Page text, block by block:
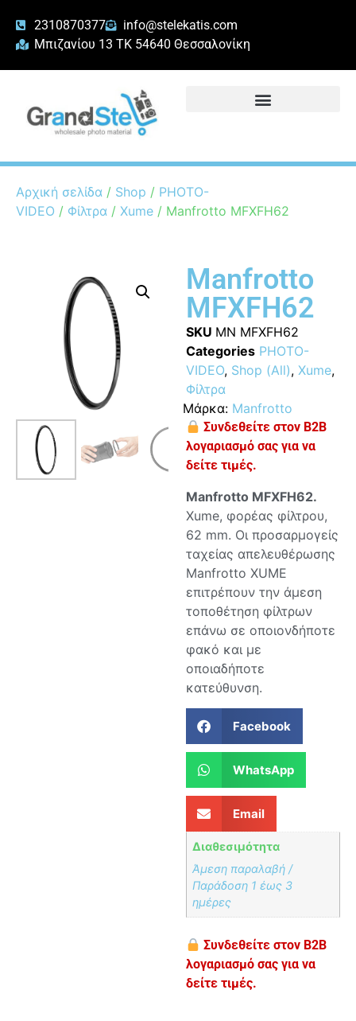
2310870377
info@stelekatis.com
Μπιζανίου 13 ΤΚ 54640 Θεσσαλονίκη
Αρχική σελίδα / Shop / PHOTO-
VIDEO / Φίλτρα / Xume / Manfrotto MFXFH62
Manfrotto
MFXFH62
SKU MN MFXFH62
Categories PHOTO-
VIDEO, Shop (All), Xume,
Φίλτρα
Μάρκα: Manfrotto
Συνδεθείτε στον B2B
λογαριασμό σας για να
δείτε τιμές.
Manfrotto MFXFH62.
Xume, φορέας φίλτρου,
62 mm. Οι προσαρμογείς
ταχείας απελευθέρωσης
Manfrotto XUME
επιτρέπουν την άμεση
τοποθέτηση φίλτρων
επάνω σε οποιονδήποτε
φακό και με
οποιαδήποτε
κατεύθυνση.
Facebook
WhatsApp
Email
Διαθεσιμότητα
Άμεση παραλαβή /
Παράδoση 1 έως 3
ημέρες
Συνδεθείτε στον B2B
λογαριασμό σας για να
δείτε τιμές.